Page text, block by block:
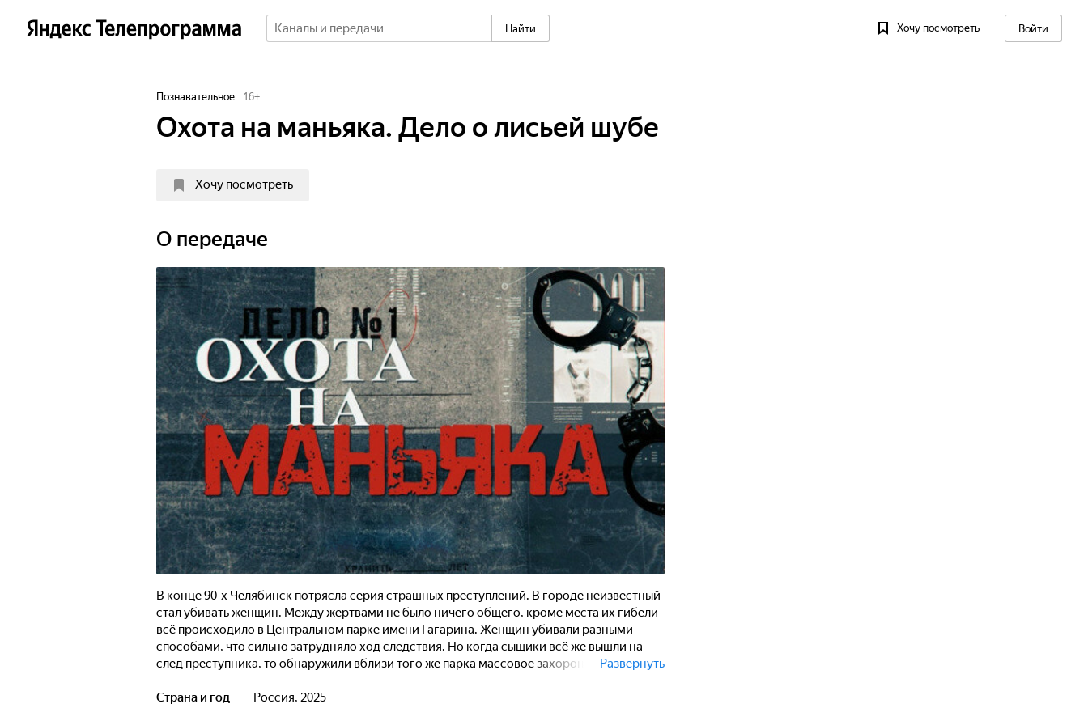
Найти Хочу посмотреть Войти
Познавательное 16+
Охота на маньяка. Дело о лисьей шубе
Хочу посмотреть
О передаче
В конце 90-х Челябинск потрясла серия страшных преступлений. В городе неизвестный
стал убивать женщин. Между жертвами не было ничего общего, кроме места их гибели -
всё происходило в Центральном парке имени Гагарина. Женщин убивали разными
способами, что сильно затрудняло ход следствия. Но когда сыщики всё же вышли на
след преступника, то обнаружили вблизи того же парка массовое захоронение со
следственной практике? Как может выдать преступника обычная шуба? И передается ли
Развернуть
Страна и год Россия, 2025